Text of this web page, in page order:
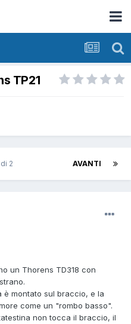
TP21
AVANTI
2
un Thorens TD318 con
è montato sul braccio, e la
come un "rombo basso".
non tocca il braccio, il